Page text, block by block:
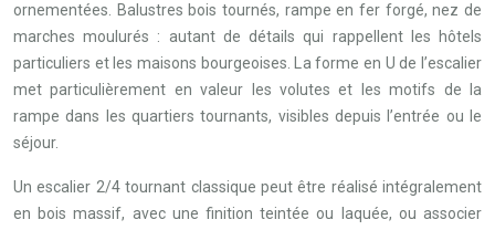
ornementées. Balustres bois tournés, rampe en fer forgé, nez de
marches moulurés : autant de détails qui rappellent les hôtels
particuliers et les maisons bourgeoises. La forme en U de l’escalier
met particulièrement en valeur les volutes et les motifs de la
rampe dans les quartiers tournants, visibles depuis l’entrée ou le
séjour.
Un escalier 2/4 tournant classique peut être réalisé intégralement
en bois massif, avec une finition teintée ou laquée, ou associer